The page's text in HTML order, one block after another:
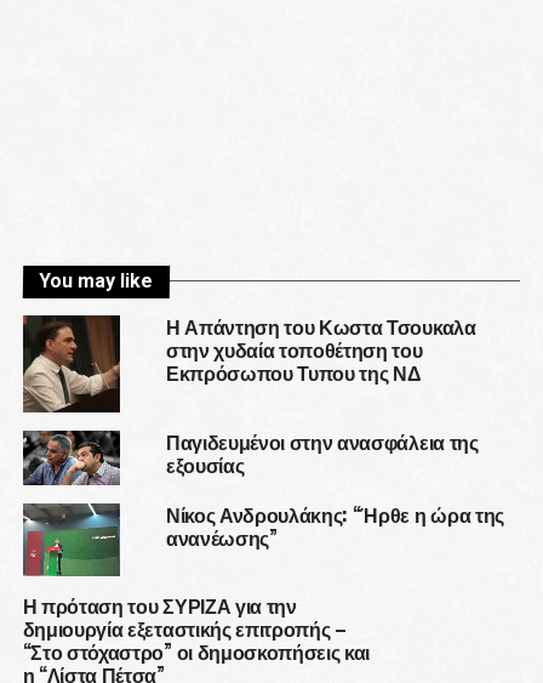
You may like
Η Απάντηση του Κωστα Τσουκαλα
στην χυδαία τοποθέτηση του
Εκπρόσωπου Τυπου της ΝΔ
Παγιδευμένοι στην ανασφάλεια της
εξουσίας
Νίκος Ανδρουλάκης: “Ήρθε η ώρα της
ανανέωσης”
Η πρόταση του ΣΥΡΙΖΑ για την
δημιουργία εξεταστικής επιτροπής –
“Στο στόχαστρο” οι δημοσκοπήσεις και
η “Λίστα Πέτσα”